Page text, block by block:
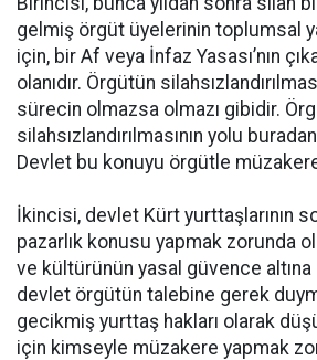
gelmiş örgüt üyelerinin toplumsal
için, bir Af veya İnfaz Yasası’nın
olanıdır. Örgütün
sürecin olmazsa olmazı gibidir.
silahsızlandırılmasının yolu
Devlet bu konuyu örgütle
İkincisi, devlet Kürt yurttaşlarının
pazarlık konusu yapmak zorunda
ve kültürünün yasal güvence altına
devlet örgütün talebine gerek
gecikmiş yurttaş hakları olarak
için kimseyle müzakere yapmak